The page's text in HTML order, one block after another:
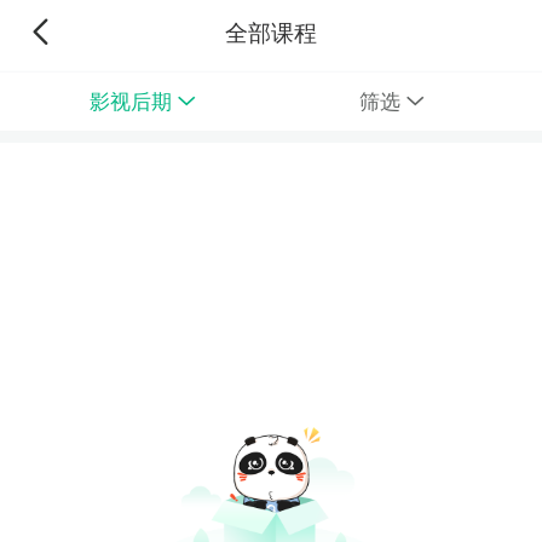
全部课程
影视后期 筛选